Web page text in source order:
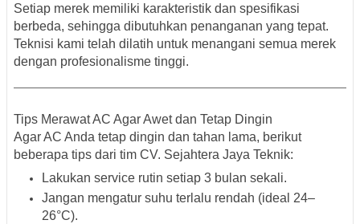
Setiap merek memiliki karakteristik dan spesifikasi
berbeda, sehingga dibutuhkan penanganan yang tepat.
Teknisi kami telah dilatih untuk menangani semua merek
dengan profesionalisme tinggi.
Tips Merawat AC Agar Awet dan Tetap Dingin
Agar AC Anda tetap dingin dan tahan lama, berikut
beberapa tips dari tim CV. Sejahtera Jaya Teknik:
Lakukan service rutin setiap 3 bulan sekali.
Jangan mengatur suhu terlalu rendah (ideal 24–
26°C).